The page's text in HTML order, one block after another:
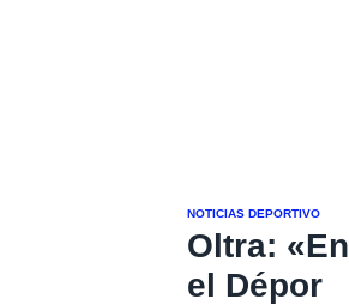
NOTICIAS DEPORTIVO
Oltra: «En
el Dépor